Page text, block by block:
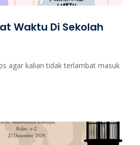
Waktu Di Sekolah
agar kalian tidak terlambat masuk